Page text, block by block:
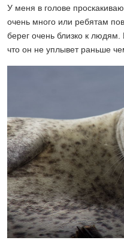
У меня в голове
очень много или ребятам
берег очень близко к
что он не уплывет раньше